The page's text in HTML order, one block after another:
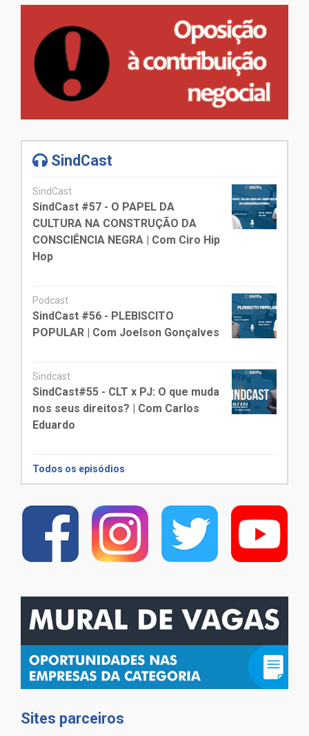
SindCast
SindCast
SindCast #57 - O PAPEL DA
CULTURA NA CONSTRUÇÃO DA
CONSCIÊNCIA NEGRA | Com Ciro Hip
Hop
Podcast
SindCast #56 - PLEBISCITO
POPULAR | Com Joelson Gonçalves
Sindcast
SindCast#55 - CLT x PJ: O que muda
nos seus direitos? | Com Carlos
Eduardo
Todos os episódios
Sites parceiros